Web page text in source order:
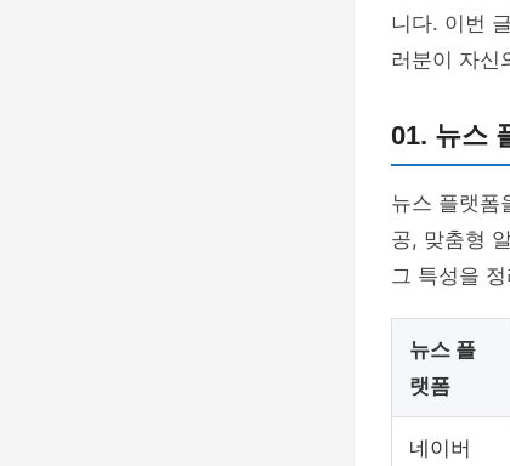
니다. 이번
러분이 자신
01. 뉴스
뉴스 플랫폼
공, 맞춤형
그 특성을
뉴스 플
랫폼
네이버